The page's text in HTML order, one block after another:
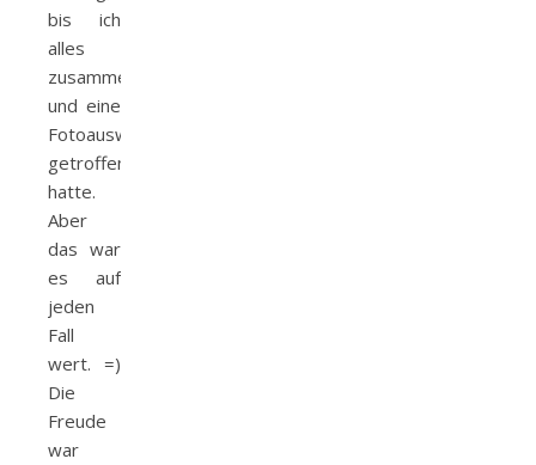
bis ich
alles
zusammen
und eine
Fotoauswahl
getroffen
hatte.
Aber
das war
es auf
jeden
Fall
wert. =)
Die
Freude
war